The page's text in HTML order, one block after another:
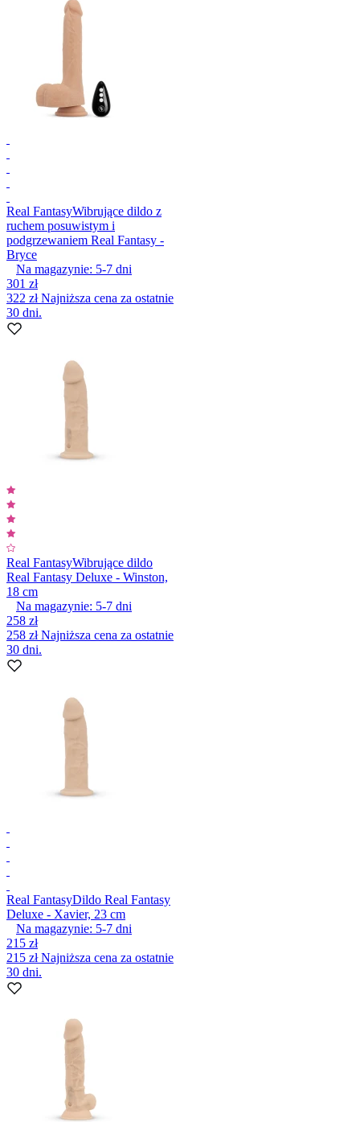
Real FantasyWibrujące dildo z
ruchem posuwistym i
podgrzewaniem Real Fantasy -
Bryce
Na magazynie: 5-7 dni
301 zł
322 złNajniższa cena za ostatnie
30 dni.
Real FantasyWibrujące dildo
Real Fantasy Deluxe - Winston,
18 cm
Na magazynie: 5-7 dni
258 zł
258 złNajniższa cena za ostatnie
30 dni.
Real FantasyDildo Real Fantasy
Deluxe - Xavier, 23 cm
Na magazynie: 5-7 dni
215 zł
215 złNajniższa cena za ostatnie
30 dni.